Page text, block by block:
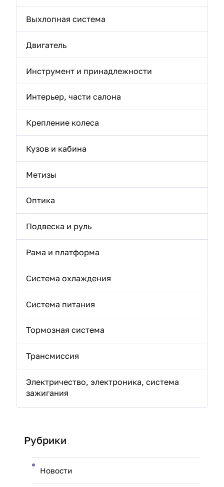
Выхлопная система
Двигатель
Инструмент и принадлежности
Интерьер, части салона
Крепление колеса
Кузов и кабина
Метизы
Оптика
Подвеска и руль
Рама и платформа
Система охлаждения
Система питания
Тормозная система
Трансмиссия
Электричество, электроника, система
зажигания
Рубрики
Новости